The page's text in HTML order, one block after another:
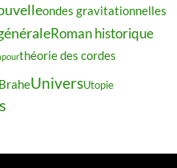
ondes gravitationnelles
Roman historique
théorie des cordes
UniversUtopie